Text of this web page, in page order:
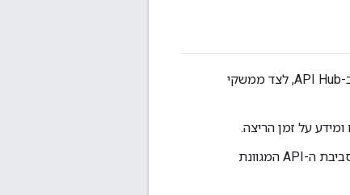
אפשר לגלות את כל ממשקי ה-API של Apigee Edge ב-API Hub, לצד ממשקי
אפשר לפשט את ניהול מחזור החיים של ה-API ואת ניהול הגישה ל-API בסביבת ה-API המגוונת